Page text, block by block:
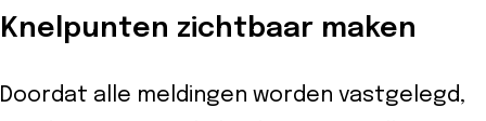
Knelpunten zichtbaar maken
Doordat alle meldingen worden vastgelegd,